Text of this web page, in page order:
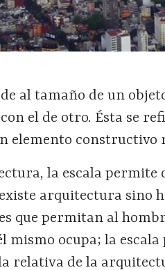
al tamaño de un
el de otro. Ésta se
elemento constructivo
la escala
arquitectura sino
que permitan al
mismo ocupa; la
relativa de la